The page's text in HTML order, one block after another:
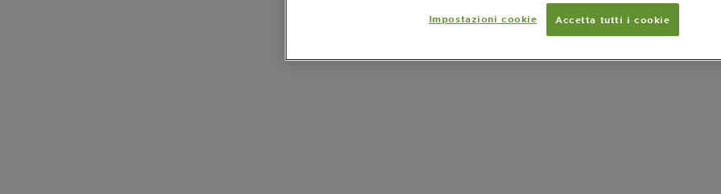
Impostazioni cookie Accetta tutti i cookie